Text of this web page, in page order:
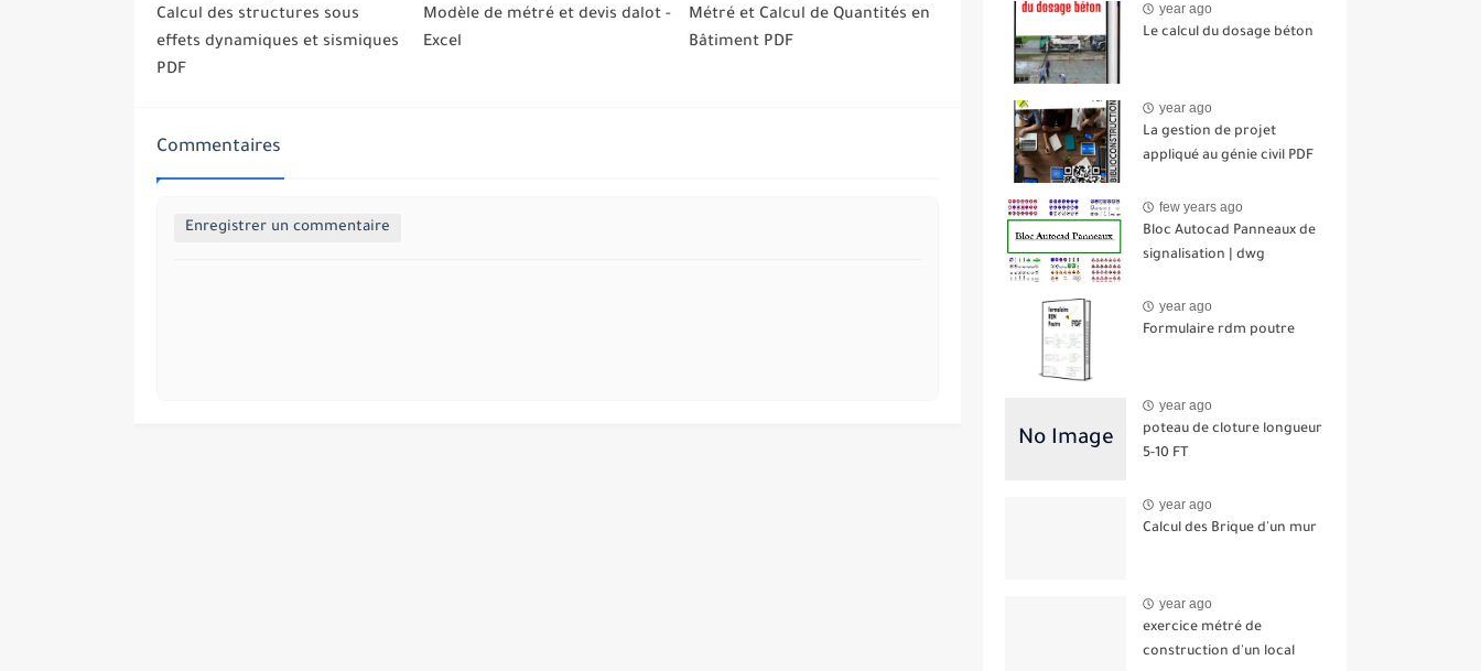
Calcul des structures sous
effets dynamiques et sismiques
PDF
Modèle de métré et devis dalot -
Excel
Métré et Calcul de Quantités en
Bâtiment PDF
Commentaires
Enregistrer un commentaire
year ago
Le calcul du dosage béton
year ago
La gestion de projet
appliqué au génie civil PDF
few years ago
Bloc Autocad Panneaux de
signalisation | dwg
year ago
Formulaire rdm poutre
year ago
poteau de cloture longueur
5-10 FT
year ago
Calcul des Brique d'un mur
year ago
exercice métré de
construction d'un local